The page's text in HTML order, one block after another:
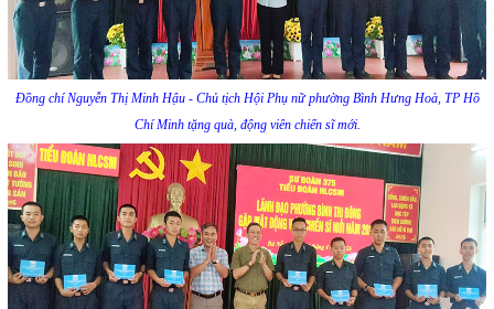
Đồng chí Nguyễn Thị Minh Hậu - Chủ tịch Hội Phụ nữ phường Bình Hưng Hoà, TP Hồ
Chí Minh tặng quà, động viên chiến sĩ mới.